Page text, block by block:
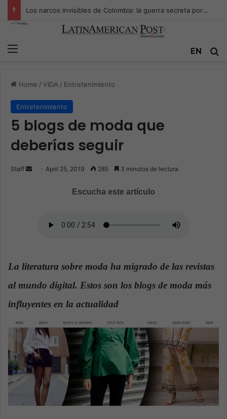
Los narcos invisibles de Colombia: la guerra secreta por la verdad, el poder y la nueva economía de la droga
EN
Home / VIDA / Entretenimiento
Entretenimiento
5 blogs de moda que
deberías seguir
Staff
a
l
April 25, 2019 285 3 minutos de lectura
Escucha este artículo
La literatura sobre moda ha migrado de las revistas
al mundo digital. Estos son los blogs de moda más
influyentes en la actualidad